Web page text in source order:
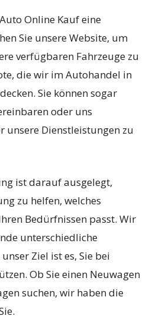
Online Kauf eine
Sie unsere Website, um
verfügbaren Fahrzeuge zu
die wir im Autohandel in
Sie können sogar
oder uns
unsere Dienstleistungen zu
ist darauf ausgelegt,
zu helfen, welches
Bedürfnissen passt. Wir
unterschiedliche
Ziel ist es, Sie bei
Ob Sie einen Neuwagen
suchen, wir haben die